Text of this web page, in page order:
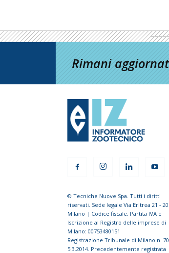
Rimani
© Tecniche Nuove Spa. Tutti i diritti
riservati. Sede legale Via Eritrea 21 -
Milano | Codice fiscale, Partita IVA e
Iscrizione al Registro delle imprese di
Milano: 00753480151
Registrazione Tribunale di Milano n.
5.3.2014. Precedentemente registrata